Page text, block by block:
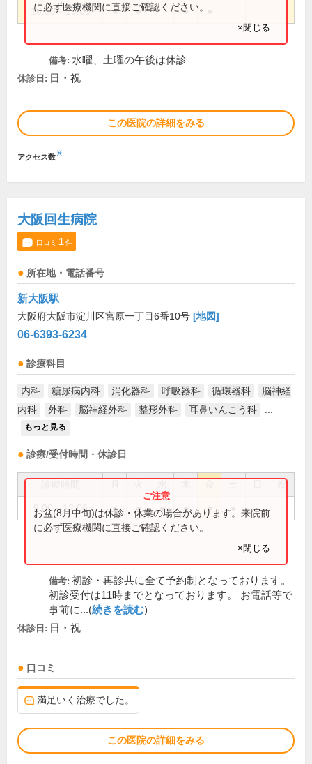
16:30～19:00 ● ● ●
に必ず医療機関に直接ご確認ください。
×閉じる
備考: 水曜、土曜の午後は休診
休診日: 日・祝
この医院の詳細をみる
アクセス数※
大阪回生病院
口コミ 1件
所在地・電話番号
新大阪駅
大阪府大阪市淀川区宮原一丁目6番10号 [地図]
06-6393-6234
診療科目
内科 糖尿病内科 消化器科 呼吸器科 循環器科
脳神経
内科
外科 脳神経外科 整形外科 耳鼻いんこう科
もっと見る
診療/受付時間・休診日
祝
9:00～12:00 ● ● ● ● ●
お盆(8月中旬)は休診・休業の場合があります。来院前
に必ず医療機関に直接ご確認ください。
×閉じる
備考: 初診・再診共に全て予約制となっております。
初診受付は11時までとなっております。 お電話等で
事前に...(続きを読む)
休診日: 日・祝
口コミ
満足いく治療でした。
この医院の詳細をみる